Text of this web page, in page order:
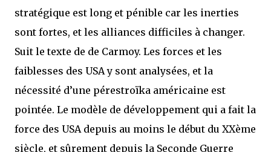
stratégique est long et pénible car les inerties
sont fortes, et les alliances difficiles à changer.
Suit le texte de de Carmoy. Les forces et les
faiblesses des USA y sont analysées, et la
nécessité d’une pérestroïka américaine est
pointée. Le modèle de développement qui a fait la
force des USA depuis au moins le début du XXème
siècle, et sûrement depuis la Seconde Guerre